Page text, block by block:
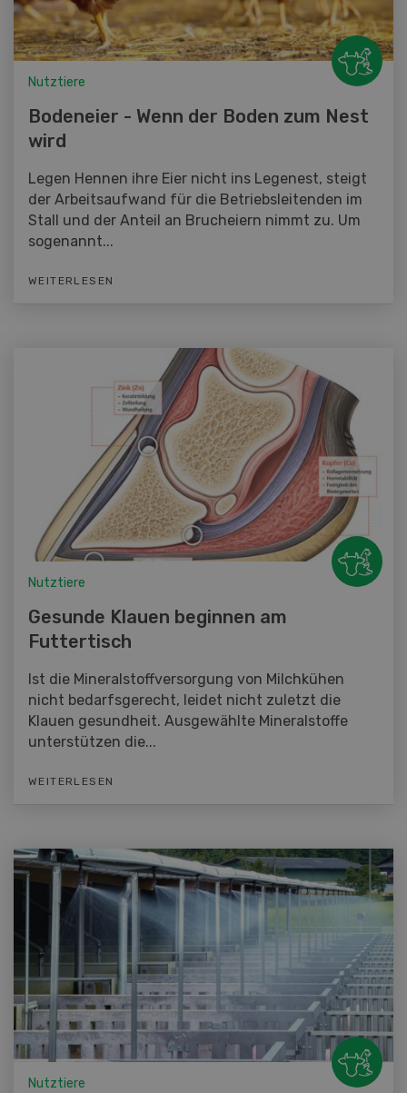
Nutztiere
Bodeneier - Wenn der Boden zum Nest
wird
Legen Hennen ihre Eier nicht ins Legenest, steigt
der Arbeitsaufwand für die Betriebsleitenden im
Stall und der Anteil an Brucheiern nimmt zu. Um
sogenannt...
WEITERLESEN
Nutztiere
Gesunde Klauen beginnen am
Futtertisch
Ist die Mineralstoffversorgung von Milchkühen
nicht bedarfsgerecht, leidet nicht zuletzt die
Klauen gesundheit. Ausgewählte Mineralstoffe
unterstützen die...
WEITERLESEN
Nutztiere